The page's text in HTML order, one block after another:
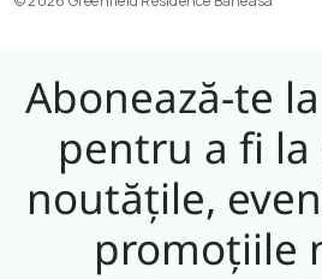
Abonează-te
pentru a fi
noutățile,
promoțiile